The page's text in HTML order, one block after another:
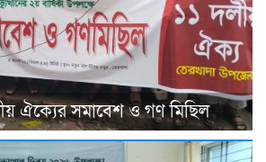
ঐক্যের সমাবেশ ও গণ মিছিল